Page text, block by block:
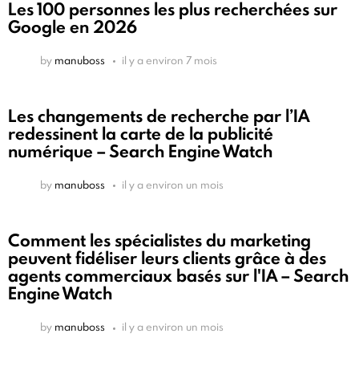
Les 100 personnes les plus recherchées sur
Google en 2026
by manuboss il y a environ 7 mois
Les changements de recherche par l’IA
redessinent la carte de la publicité
numérique – Search Engine Watch
by manuboss il y a environ un mois
Comment les spécialistes du marketing
peuvent fidéliser leurs clients grâce à des
agents commerciaux basés sur l'IA – Search
Engine Watch
by manuboss il y a environ un mois